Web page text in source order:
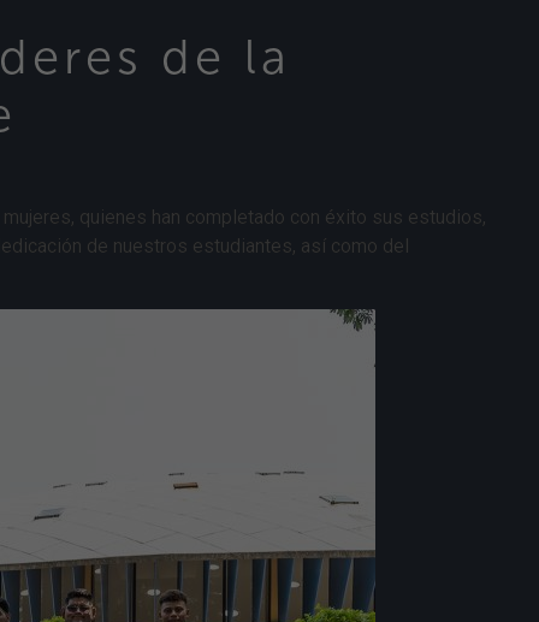
de la
quienes han completado con éxito sus estudios,
de nuestros estudiantes, así como del